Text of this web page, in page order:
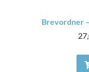
Brevordner